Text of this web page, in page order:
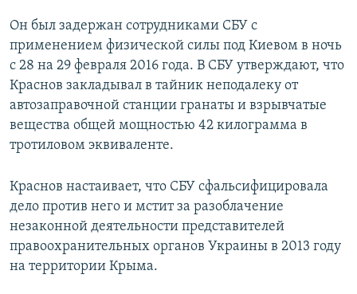
Он был задержан сотрудниками СБУ с
применением физической силы под Киевом в ночь
с 28 на 29 февраля 2016 года. В СБУ утверждают, что
Краснов закладывал в тайник неподалеку от
автозаправочной станции гранаты и взрывчатые
вещества общей мощностью 42 килограмма в
тротиловом эквиваленте.
Краснов настаивает, что СБУ сфальсифицировала
дело против него и мстит за разоблачение
незаконной деятельности представителей
правоохранительных органов Украины в 2013 году
на территории Крыма.